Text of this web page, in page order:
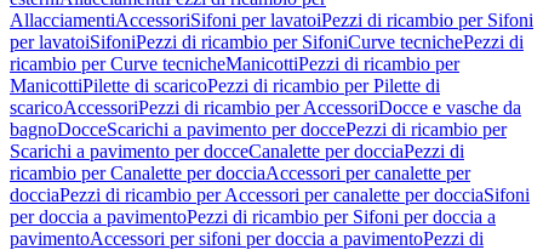
AllacciamentiAccessoriSifoni per lavatoiPezzi di ricambio per Sifoni
per lavatoiSifoniPezzi di ricambio per SifoniCurve tecnichePezzi di
ricambio per Curve tecnicheManicottiPezzi di ricambio per
ManicottiPilette di scaricoPezzi di ricambio per Pilette di
scaricoAccessoriPezzi di ricambio per AccessoriDocce e vasche da
bagnoDocceScarichi a pavimento per doccePezzi di ricambio per
Scarichi a pavimento per docceCanalette per docciaPezzi di
ricambio per Canalette per docciaAccessori per canalette per
docciaPezzi di ricambio per Accessori per canalette per docciaSifoni
per doccia a pavimentoPezzi di ricambio per Sifoni per doccia a
pavimentoAccessori per sifoni per doccia a pavimentoPezzi di